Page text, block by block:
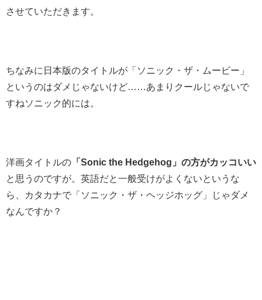
させていただきます。
ちなみに日本版のタイトルが 「ソニック・ザ・ムービー」
というのはダメじゃないけど……あまりクールじゃないで
すねソニック的には。
洋画タイトルの 「Sonic the Hedgehog」の方がカッコいい
と思うのですが。英語だと一般受けがよくないというな
ら、カタカナで「ソニック・ザ・ヘッジホッグ」じゃダメ
なんですか？